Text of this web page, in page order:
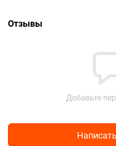
Отзывы
Добавьте